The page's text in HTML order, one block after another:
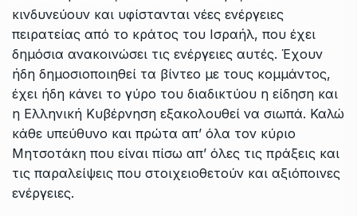
κινδυνεύουν και υφίστανται νέες ενέργειες
πειρατείας από το κράτος του Ισραήλ, που έχει
δημόσια ανακοινώσει τις ενέργειες αυτές. Έχουν
ήδη δημοσιοποιηθεί τα βίντεο με τους κομμάντος,
έχει ήδη κάνει το γύρο του διαδικτύου η είδηση και
η Ελληνική Κυβέρνηση εξακολουθεί να σιωπά. Καλώ
κάθε υπεύθυνο και πρώτα απ’ όλα τον κύριο
Μητσοτάκη που είναι πίσω απ’ όλες τις πράξεις και
τις παραλείψεις που στοιχειοθετούν και αξιόποινες
ενέργειες.